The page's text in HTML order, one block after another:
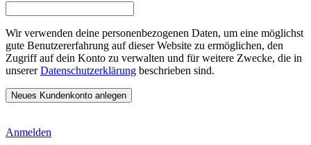
Wir verwenden deine personenbezogenen Daten, um eine möglichst
gute Benutzererfahrung auf dieser Website zu ermöglichen, den
Zugriff auf dein Konto zu verwalten und für weitere Zwecke, die in
unsererDatenschutzerklärung beschrieben sind.
Anmelden